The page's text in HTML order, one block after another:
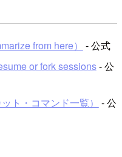
from here）
- 公式
or fork sessions- 公
ト・コマンド一覧）
- 公